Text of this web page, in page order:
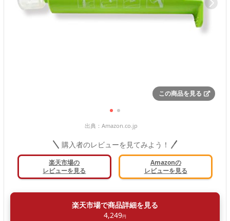
この商品を見る
出典： Amazon.co.jp
購入者のレビューを見てみよう！
楽天市場の
レビューを見る
Amazonの
レビューを見る
楽天市場で商品詳細を見る
4,249円